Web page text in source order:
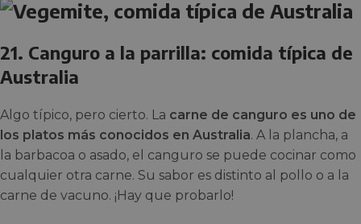
21. Canguro a la parrilla: comida típica de
Australia
Algo típico, pero cierto. La carne de canguro es uno de
los platos más conocidos en Australia. A la plancha, a
la barbacoa o asado, el canguro se puede cocinar como
cualquier otra carne. Su sabor es distinto al pollo o a la
carne de vacuno. ¡Hay que probarlo!